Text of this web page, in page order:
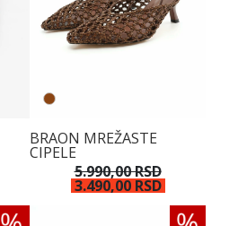
BRAON MREŽASTE
CIPELE
5.990,00 RSD
3.490,00 RSD